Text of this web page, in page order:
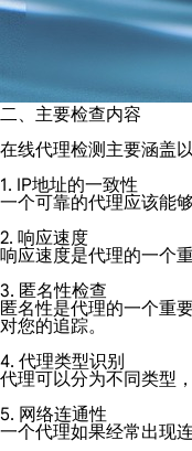
二、主要检查内容
在线代理检测主要涵盖
1. IP地址的一致性
一个可靠的代理应该能
2. 响应速度
响应速度是代理的一个
3. 匿名性检查
匿名性是代理的一个重
对您的追踪。
4. 代理类型识别
代理可以分为不同类型
5. 网络连通性
一个代理如果经常出现